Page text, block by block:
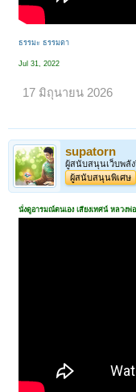
ธรรมะ ธรรมดา
Jul 31, 2022
17 มิถุนายน 2026
supatorn
ผู้สนับสนุนเว็บพลั
ผู้สนับสนุนพิเศษ
นั่งดูอารมณ์ตนเอง เสียงเทศน์ หลว